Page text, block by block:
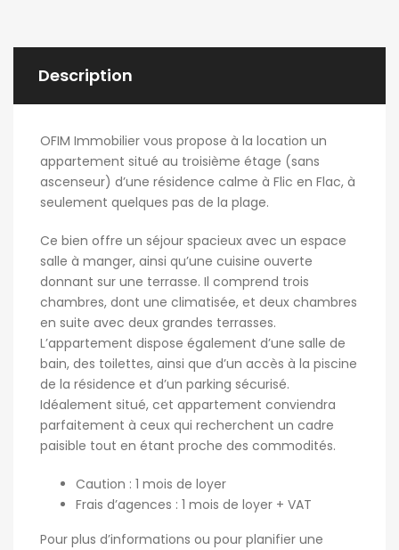
Description
OFIM Immobilier vous propose à la location un
appartement situé au troisième étage (sans
ascenseur) d’une résidence calme à Flic en Flac, à
seulement quelques pas de la plage.
Ce bien offre un séjour spacieux avec un espace
salle à manger, ainsi qu’une cuisine ouverte
donnant sur une terrasse. Il comprend trois
chambres, dont une climatisée, et deux chambres
en suite avec deux grandes terrasses.
L’appartement dispose également d’une salle de
bain, des toilettes, ainsi que d’un accès à la piscine
de la résidence et d’un parking sécurisé.
Idéalement situé, cet appartement conviendra
parfaitement à ceux qui recherchent un cadre
paisible tout en étant proche des commodités.
Caution : 1 mois de loyer
Frais d’agences : 1 mois de loyer + VAT
Pour plus d’informations ou pour planifier une